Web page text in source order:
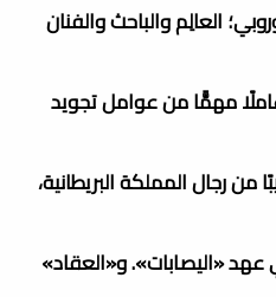
العالِم والباحث والفنان
مهمًّا من عوامل تجويد
رجال المملكة البريطانية،
عهد «اليصابات». و«العقاد»